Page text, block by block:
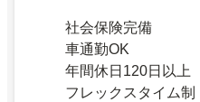
社会保険完備
車通勤OK
年間休日120日以上
フレックスタイム制